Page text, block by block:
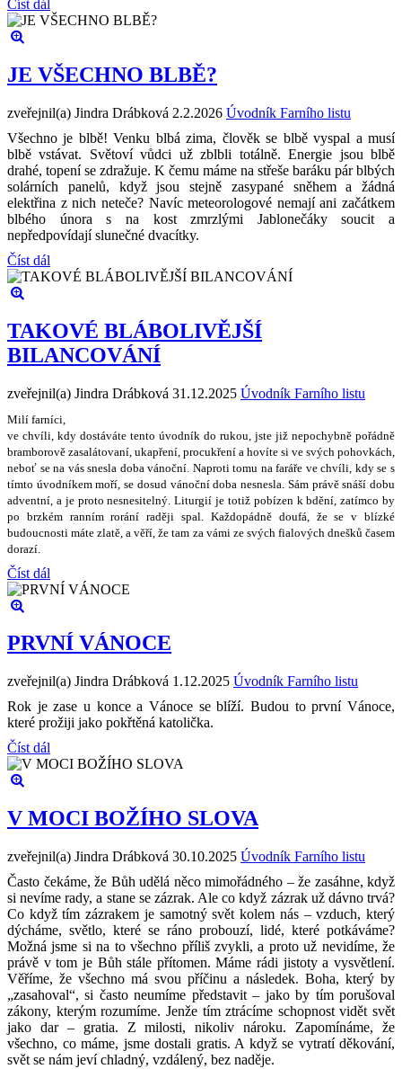
Číst dál
JE VŠECHNO BLBĚ?
zveřejnil(a) Jindra Drábková 2.2.2026 Úvodník Farního listu
Všechno je blbě! Venku blbá zima, člověk se blbě vyspal a musí
blbě vstávat. Světoví vůdci už zblbli totálně. Energie jsou blbě
drahé, topení se zdražuje. K čemu máme na střeše baráku pár blbých
solárních panelů, když jsou stejně zasypané sněhem a žádná
elektřina z nich neteče? Navíc meteorologové nemají ani začátkem
blbého února s na kost zmrzlými Jablonečáky soucit a
nepředpovídají slunečné dvacítky.
Číst dál
TAKOVÉ BLÁBOLIVĚJŠÍ
BILANCOVÁNÍ
zveřejnil(a) Jindra Drábková 31.12.2025 Úvodník Farního listu
Milí farníci,
ve chvíli, kdy dostáváte tento úvodník do rukou, jste již nepochybně pořádně
bramborově zasalátovaní, ukapření, procukření a hovíte si ve svých pohovkách,
neboť se na vás snesla doba vánoční. Naproti tomu na faráře ve chvíli, kdy se s
tímto úvodníkem moří, se dosud vánoční doba nesnesla. Sám právěsnáší dobu
adventní, a je proto nesnesitelný . Liturgií je totiž pobízen k bdění, zatímco by
po brzkém ranním rorání raději spal. Každopádně doufá, že se v blízké
budoucnosti máte zlatě , a věří,že tam za vámi ze svých fialových dnešků časem
dorazí.
Číst dál
PRVNÍ VÁNOCE
zveřejnil(a) Jindra Drábková 1.12.2025 Úvodník Farního listu
Rok je zase u konce a Vánoce se blíží. Budou to první Vánoce,
které prožiji jako pokřtěná katolička.
Číst dál
V MOCI BOŽÍHO SLOVA
zveřejnil(a) Jindra Drábková 30.10.2025 Úvodník Farního listu
Často čekáme, že Bůh udělá něco mimořádného – že zasáhne, když
si nevíme rady, a stane se zázrak. Ale co když zázrak už dávno trvá?
Co když tím zázrakem je samotný svět kolem nás – vzduch, který
dýcháme, světlo, které se ráno probouzí, lidé, které potkáváme?
Možná jsme si na to všechno příliš zvykli, a proto už nevidíme, že
právě v tom je Bůh stále přítomen. Máme rádi jistoty a vysvětlení.
Věříme, že všechno má svou příčinu a následek. Boha, který by
„zasahoval“, si často neumíme představit – jako by tím porušoval
zákony, kterým rozumíme. Jenže tím ztrácíme schopnost vidět svět
jako dar – gratia. Z milosti, nikoliv nároku. Zapomínáme, že
všechno, co máme, jsme dostali gratis. A když se vytratí děkování,
svět se nám jeví chladný, vzdálený, bez naděje.